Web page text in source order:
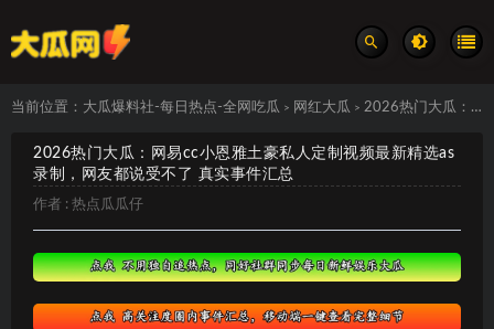
当前位置： 大瓜爆料社-每日热点-全网吃瓜 > 网红大瓜 > 2026热门大瓜：网易cc小恩雅土豪私人定制视频最新精选as录制，网友都说受不了 真实事件汇总
2026热门大瓜：网易cc小恩雅土豪私人定制视频最新精选as
录制，网友都说受不了 真实事件汇总
作者 : 热点瓜瓜仔